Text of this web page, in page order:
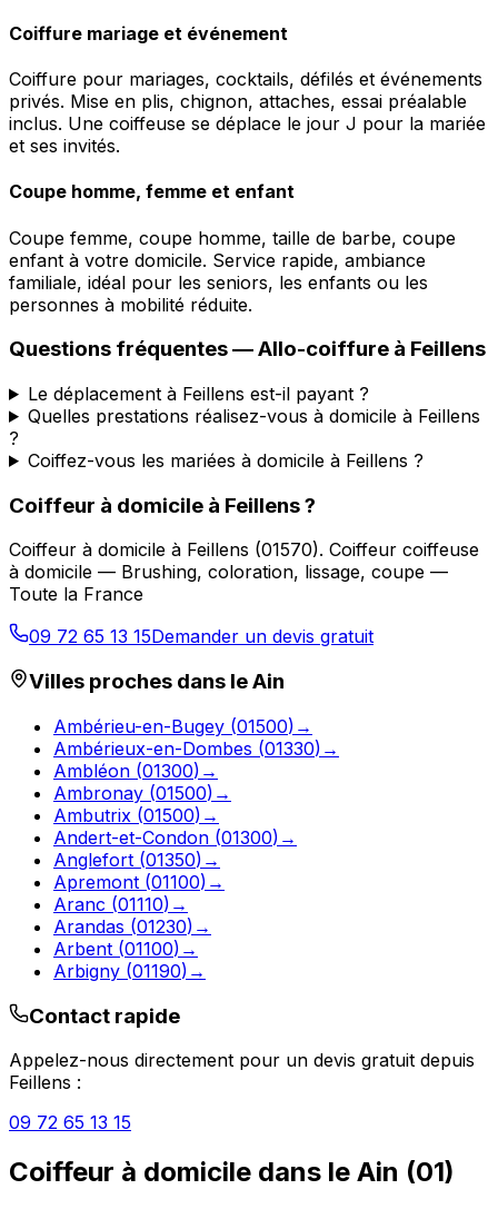
Coiffure mariage et événement
Coiffure pour mariages, cocktails, défilés et événements
privés. Mise en plis, chignon, attaches, essai préalable
inclus. Une coiffeuse se déplace le jour J pour la mariée
et ses invités.
Coupe homme, femme et enfant
Coupe femme, coupe homme, taille de barbe, coupe
enfant à votre domicile. Service rapide, ambiance
familiale, idéal pour les seniors, les enfants ou les
personnes à mobilité réduite.
Questions fréquentes —Allo-coiffure à Feillens
Le déplacement à Feillens est-il payant ?
Quelles prestations réalisez-vous à domicile à Feillens
?
Coiffez-vous les mariées à domicile à Feillens ?
Coiffeur à domicile à Feillens?
Coiffeur à domicile à Feillens (01570). Coiffeur coiffeuse
à domicile — Brushing, coloration, lissage, coupe —
Toute la France
09 72 65 13 15Demander un devis gratuit
Villes proches dans leAin
Ambérieu-en-Bugey (01500) →
Ambérieux-en-Dombes (01330) →
Ambléon (01300) →
Ambronay (01500) →
Ambutrix (01500) →
Andert-et-Condon (01300) →
Anglefort (01350) →
Apremont (01100) →
Aranc (01110) →
Arandas (01230) →
Arbent (01100) →
Arbigny (01190) →
Contact rapide
Appelez-nous directement pour un devis gratuit depuis
Feillens :
09 72 65 13 15
Coiffeur à domicile dans le Ain (01)